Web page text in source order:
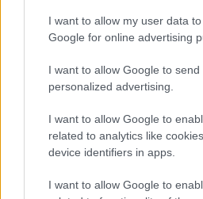
I want to allow my user data
Google for online advertising
I want to allow Google to send
personalized advertising.
I want to allow Google to
related to analytics like
device identifiers in apps.
I want to allow Google to